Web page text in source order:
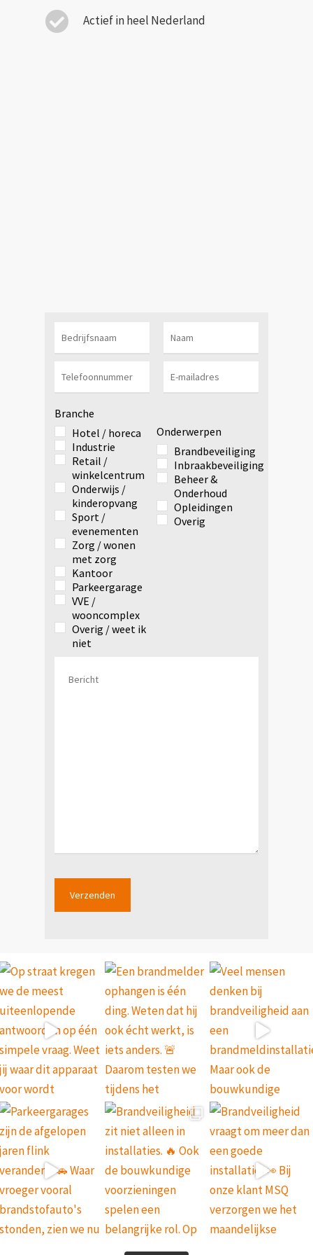
Actief in heel Nederland
Branche
Hotel / horeca
Industrie
Retail /
winkelcentrum
Onderwijs /
kinderopvang
Sport /
evenementen
Zorg / wonen
met zorg
Kantoor
Parkeergarage
VVE /
wooncomplex
Overig / weet ik
niet
Onderwerpen
Brandbeveiliging
Inbraakbeveiliging
Beheer &
Onderhoud
Opleidingen
Overig